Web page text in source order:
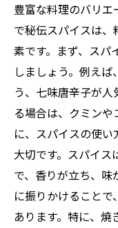
豊富な料理のバリエ
で秘伝スパイスは
素です。まず、スパ
しましょう。例え
う、七味唐辛子が
る場合は、クミンや
に、スパイスの使
大切です。スパイス
で、香りが立ち、味
に振りかけること
あります。特に、焼